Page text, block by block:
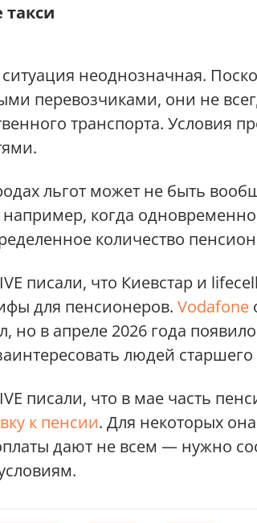
неоднозначная.
перевозчиками, они не
транспорта. Условия
льгот может не быть
когда
количество
писали, что Киевстар и
для пенсионеров. Vodafone
но в апреле 2026 года
людей старшего
писали, что в мае часть
к пенсии. Для некоторых
дают не всем — нужно